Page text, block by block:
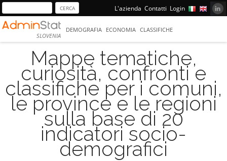
L'azienda Contatti Login
SLOVENIA
DEMOGRAFIA ECONOMIA CLASSIFICHE
Mappe tematiche,
curiosità, confronti e
classifiche per i comuni,
le province e le regioni
sulla base di 20
indicatori socio-
demografici